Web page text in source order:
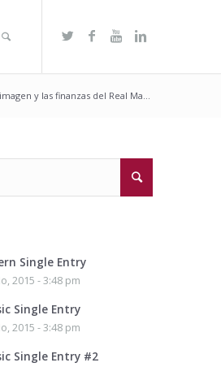
y las finanzas del Real Ma...
Single Entry
2015 - 3:48 pm
Single Entry
2015 - 3:48 pm
Single Entry #2